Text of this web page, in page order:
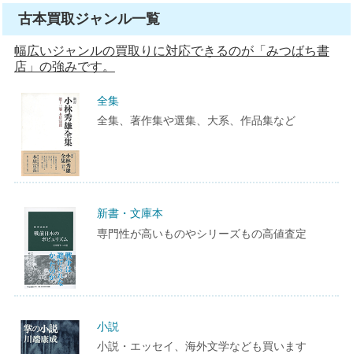
古本買取ジャンル一覧
幅広いジャンルの買取りに対応できるのが「みつばち書
店」の強みです。
全集
全集、著作集や選集、大系、作品集など
新書・文庫本
専門性が高いものやシリーズもの高値査定
小説
小説・エッセイ、海外文学なども買います